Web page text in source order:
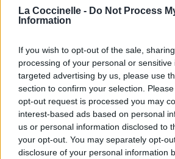
La Coccinelle - Do Not Process
Information
If you wish to opt-out of the sale,
processing of your personal or
targeted advertising by us, please use
section to confirm your selection.
opt-out request is processed you may
interest-based ads based on personal
us or personal information disclosed to
your opt-out. You may separately opt-
disclosure of your personal information